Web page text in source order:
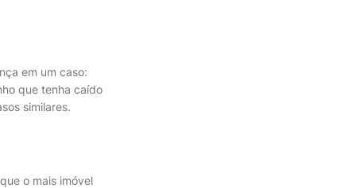
em um caso:
que tenha caído
similares.
o mais imóvel